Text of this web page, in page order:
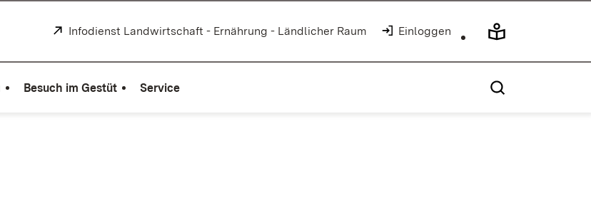
Extern:
Infodienst Landwirtschaft - Ernährung - Ländlicher Raum Einloggen
Besuch im Gestüt Service